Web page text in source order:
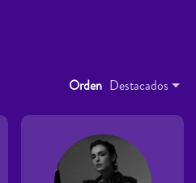
Orden Destacados